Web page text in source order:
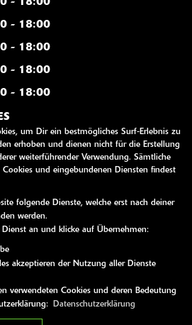
- 18:00
- 18:00
- 18:00
- 18:00
- 13:00
Disclaimer
um Dir ein bestmögliches Surf-Erlebnis zu
erhoben und dienen nicht für die Erstellung
weiterführender Verwendung. Sämtliche
und eingebundenen Diensten findest
folgende Dienste, welche erst nach deiner
werden.
an und klicke auf Übernehmen:
akzeptieren der Nutzung aller Dienste
verwendeten Cookies und deren Bedeutung
Datenschutzerklärung